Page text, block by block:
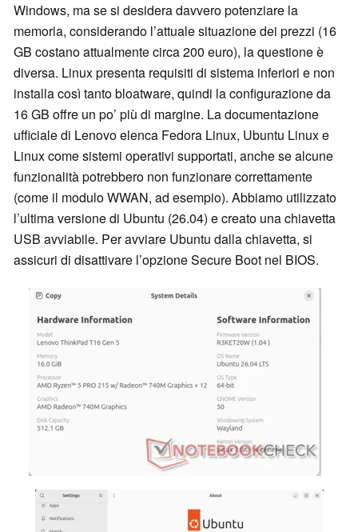
Windows, ma se si desidera davvero potenziare la
memoria, considerando l’attuale situazione dei prezzi (16
GB costano attualmente circa 200 euro), la questione è
diversa. Linux presenta requisiti di sistema inferiori e non
installa così tanto bloatware, quindi la configurazione da
16 GB offre un po’ più di margine. La documentazione
ufficiale di Lenovo elenca Fedora Linux, Ubuntu Linux e
Linux come sistemi operativi supportati, anche se alcune
funzionalità potrebbero non funzionare correttamente
(come il modulo WWAN, ad esempio). Abbiamo utilizzato
l’ultima versione di Ubuntu (26.04) e creato una chiavetta
USB avviabile. Per avviare Ubuntu dalla chiavetta, si
assicuri di disattivare l’opzione Secure Boot nel BIOS.